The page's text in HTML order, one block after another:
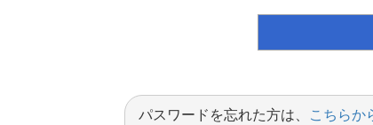
パスワードを忘れた方は、 こちらか